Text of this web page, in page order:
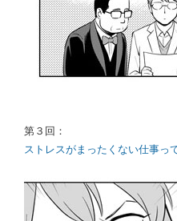
第３回：
ストレスがまったくない仕事っ